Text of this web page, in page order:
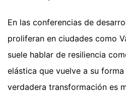
En las conferencias de
proliferan en ciudades como
suele hablar de resiliencia
elástica que vuelve a su
verdadera transformación es